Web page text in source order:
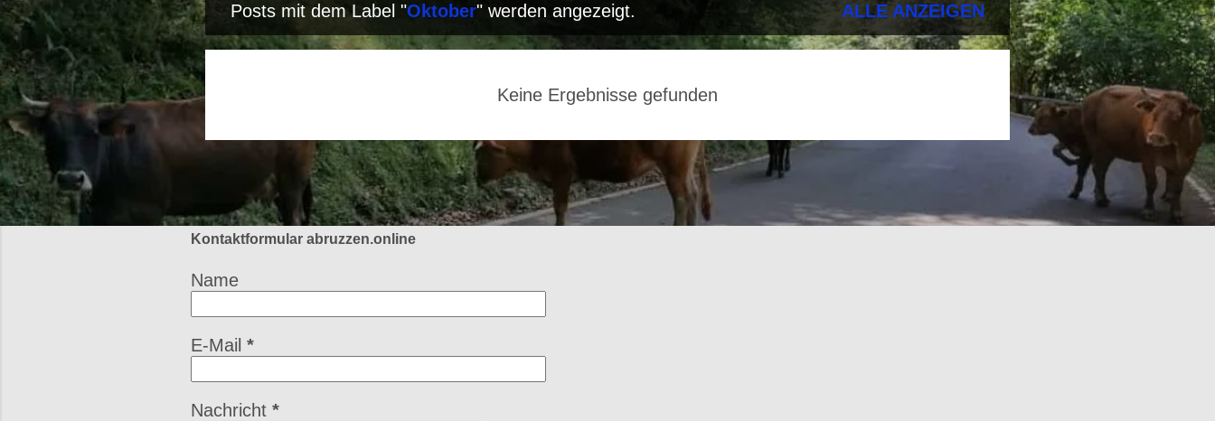
P
o
s
Posts mit dem Label "Oktober" werden angezeigt. ALLE ANZEIGEN
Keine Ergebnisse gefunden
Kontaktformular abruzzen.online
Name
E-Mail *
Nachricht *